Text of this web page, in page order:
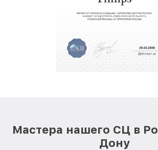
Мастера нашего СЦ в
Дону